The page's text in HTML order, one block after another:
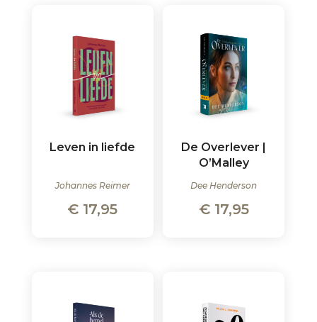
Leven in liefde
Johannes Reimer
€ 17,95
De Overlever |
O’Malley
Dee Henderson
€17,95